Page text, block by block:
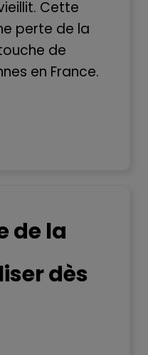
Cette
perte de la
de
en France.
de la
dès